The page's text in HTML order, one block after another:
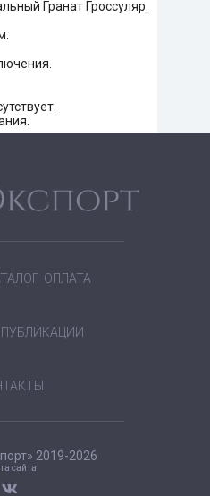
Гранат Гроссуляр.
ОПЛАТА
ПУБЛИКАЦИИ
2019-2026
сайта